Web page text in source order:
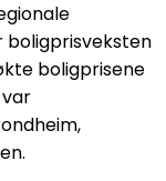
boligprisveksten
boligprisene
var